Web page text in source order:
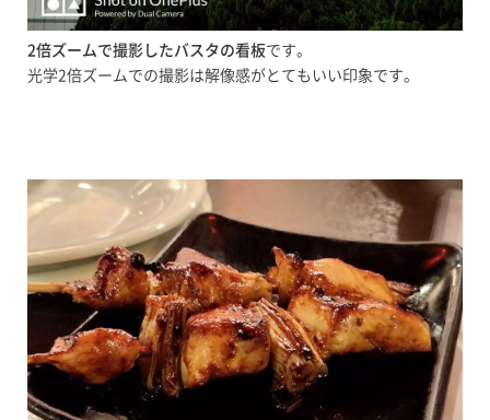
2倍ズームで撮影したバスタの看板です。
光学2倍ズームでの撮影は解像感がとてもいい印象です。